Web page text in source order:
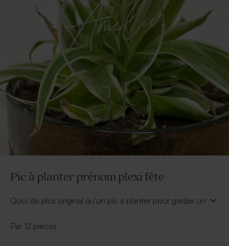
Pic à planter prénom plexi fête
Quoi de plus original qu'un pic à planter pour garder un
À personnaliser :
Par 12 pièces